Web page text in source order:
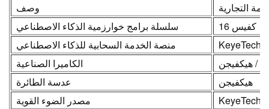
وصف
التجارية
سلسلة برامج خوارزمية الذكاء الاصطناعي
كفيس 16
منصة الخدمة السحابية للذكاء الاصطناعي
KeyeTech
الكاميرا الصناعية
/ هيكفيجن
عدسة الطائرة
هيكفيجن
مصدر الضوء القوية
KeyeTech